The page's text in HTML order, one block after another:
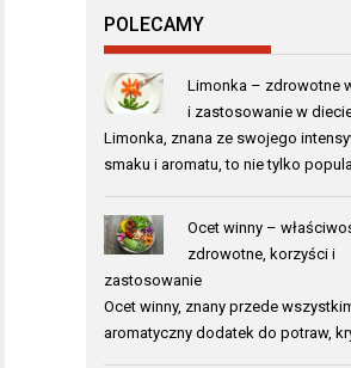
POLECAMY
Limonka – zdrowotne
i zastosowanie w
Limonka, znana ze swojego
smaku i aromatu, to nie tylko
Ocet winny –
zdrowotne, korzyści i
zastosowanie
Ocet winny, znany przede
aromatyczny dodatek do potraw,